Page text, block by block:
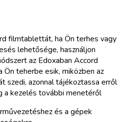
filmtablettát, ha Ön terhes vagy
lehetősége, használjon
az Edoxaban Accord
teherbe esik, miközben az
szedi, azonnal tájékoztassa erről
a kezelés további menetéről
és a gépek